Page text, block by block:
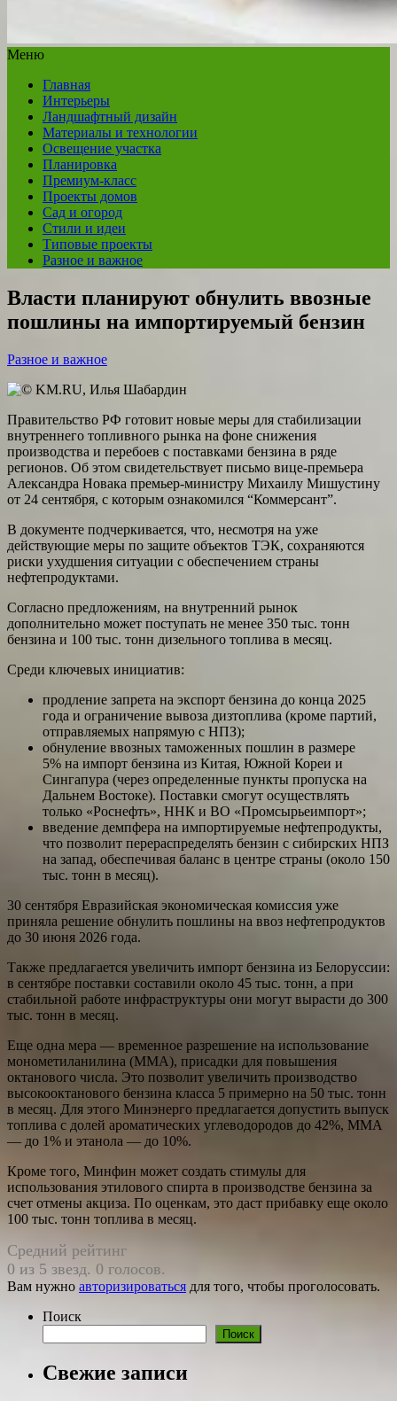
Меню
Главная
Интерьеры
Ландшафтный дизайн
Материалы и технологии
Освещение участка
Планировка
Премиум-класс
Проекты домов
Сад и огород
Стили и идеи
Типовые проекты
Разное и важное
Власти планируют обнулить ввозные
пошлины на импортируемый бензин
Разное и важное
Правительство РФ готовит новые меры для стабилизации
внутреннего топливного рынка на фоне снижения
производства и перебоев с поставками бензина в ряде
регионов. Об этом свидетельствует письмо вице-премьера
Александра Новака премьер-министру Михаилу Мишустину
от 24 сентября, с которым ознакомился “Коммерсант”.
В документе подчеркивается, что, несмотря на уже
действующие меры по защите объектов ТЭК, сохраняются
риски ухудшения ситуации с обеспечением страны
нефтепродуктами.
Согласно предложениям, на внутренний рынок
дополнительно может поступать не менее 350 тыс. тонн
бензина и 100 тыс. тонн дизельного топлива в месяц.
Среди ключевых инициатив:
продление запрета на экспорт бензина до конца 2025
года и ограничение вывоза дизтоплива (кроме партий,
отправляемых напрямую с НПЗ);
обнуление ввозных таможенных пошлин в размере
5% на импорт бензина из Китая, Южной Кореи и
Сингапура (через определенные пункты пропуска на
Дальнем Востоке). Поставки смогут осуществлять
только «Роснефть», ННК и ВО «Промсырьеимпорт»;
введение демпфера на импортируемые нефтепродукты,
что позволит перераспределять бензин с сибирских НПЗ
на запад, обеспечивая баланс в центре страны (около 150
тыс. тонн в месяц).
30 сентября Евразийская экономическая комиссия уже
приняла решение обнулить пошлины на ввоз нефтепродуктов
до 30 июня 2026 года.
Также предлагается увеличить импорт бензина из Белоруссии:
в сентябре поставки составили около 45 тыс. тонн, а при
стабильной работе инфраструктуры они могут вырасти до 300
тыс. тонн в месяц.
Еще одна мера — временное разрешение на использование
монометиланилина (ММА), присадки для повышения
октанового числа. Это позволит увеличить производство
высокооктанового бензина класса 5 примерно на 50 тыс. тонн
в месяц. Для этого Минэнерго предлагается допустить выпуск
топлива с долей ароматических углеводородов до 42%, ММА
— до 1% и этанола — до 10%.
Кроме того, Минфин может создать стимулы для
использования этилового спирта в производстве бензина за
счет отмены акциза. По оценкам, это даст прибавку еще около
100 тыс. тонн топлива в месяц.
Средний рейтинг
0 из 5 звезд. 0 голосов.
Вам нужно авторизироваться для того, чтобы проголосовать.
Поиск
Поиск
Свежие записи